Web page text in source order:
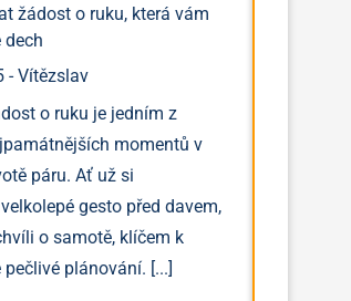
žádost o ruku, která vám
dech
-Vítězslav
o ruku je jedním z
momentů v
páru. Ať už si
gesto před davem,
o samotě, klíčem k
plánování. [...]